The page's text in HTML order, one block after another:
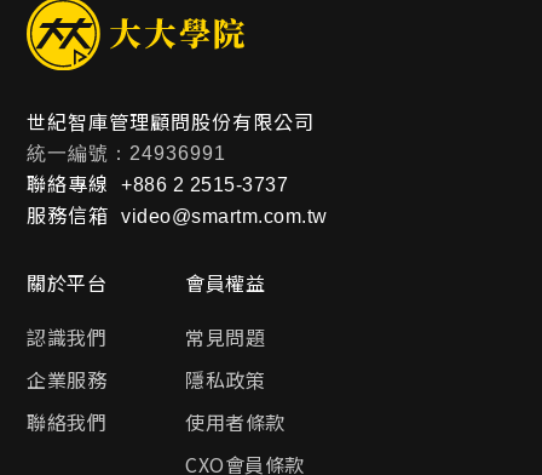
世紀智庫管理顧問股份有限公司
統一編號：24936991
聯絡專線 +886 2 2515-3737
服務信箱 video@smartm.com.tw
關於平台
認識我們
企業服務
聯絡我們
會員權益
常見問題
隱私政策
使用者條款
CXO會員條款